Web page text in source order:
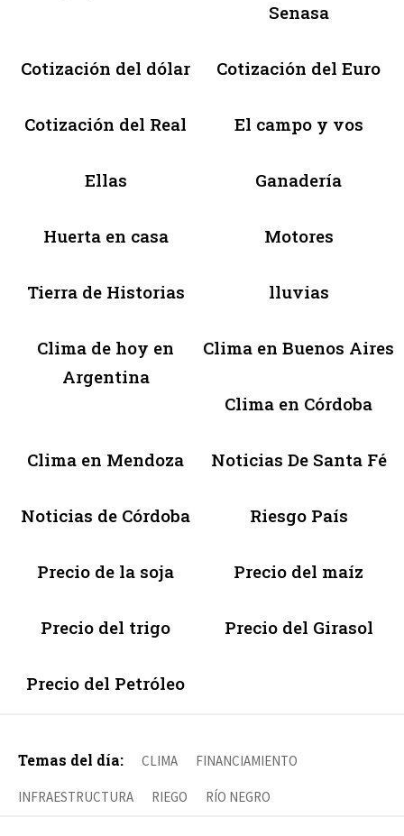
Senasa
Cotización del dólar Cotización del Euro
Cotización del Real El campo y vos
Ellas Ganadería
Huerta en casa Motores
Tierra de Historias lluvias
Clima de hoy en
Argentina
Clima en Buenos Aires
Clima en Córdoba
Clima en Mendoza Noticias De Santa Fé
Noticias de Córdoba Riesgo País
Precio de la soja Precio del maíz
Precio del trigo Precio del Girasol
Precio del Petróleo
Temas del día: CLIMA FINANCIAMIENTO
INFRAESTRUCTURA RIEGO RÍO NEGRO